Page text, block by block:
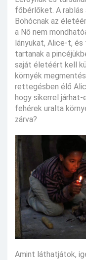
főbérlőket. A rablás
Bohócnak az
a Nő nem
lányukat, Alice-t,
tartanak a
saját életéért kell
környék
rettegésben élő
hogy sikerrel
fehérek uralta
zárva?
Amint láthatjátok,